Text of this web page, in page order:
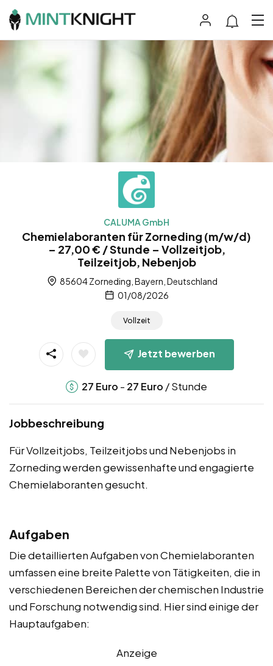
CALUMA GmbH
Chemielaboranten für Zorneding (m/w/d)
– 27,00 € / Stunde – Vollzeitjob,
Teilzeitjob, Nebenjob
85604 Zorneding, Bayern, Deutschland
01/08/2026
Vollzeit
Jetzt bewerben
27 Euro - 27 Euro / Stunde
Jobbeschreibung
Für Vollzeitjobs, Teilzeitjobs und Nebenjobs in
Zorneding werden gewissenhafte und engagierte
Chemielaboranten gesucht.
Aufgaben
Die detaillierten Aufgaben von Chemielaboranten
umfassen eine breite Palette von Tätigkeiten, die in
verschiedenen Bereichen der chemischen Industrie
und Forschung notwendig sind. Hier sind einige der
Hauptaufgaben:
Anzeige